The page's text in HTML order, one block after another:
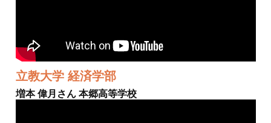
立教大学 経済学部
増本 偉月さん 本郷高等学校